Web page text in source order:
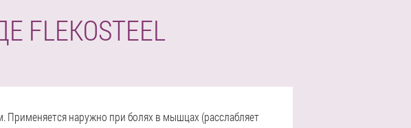
наружно при болях в мышцах (расслабляет